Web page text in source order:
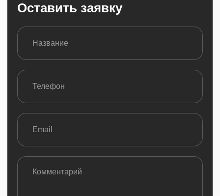
Оставить заявку